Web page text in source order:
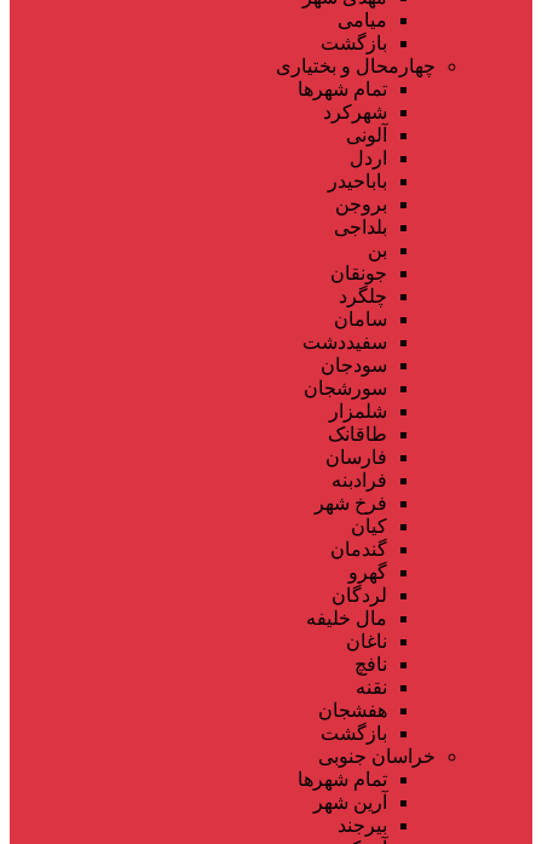
میامی
بازگشت
چهارمحال و بختیاری
تمام شهر‌ها
شهرکرد
آلونی
اردل
باباحیدر
بروجن
بلداجی
بن
جونقان
چلگرد
سامان
سفیددشت
سودجان
سورشجان
شلمزار
طاقانک
فارسان
فرادبنه
فرخ شهر
کیان
گندمان
گهرو
لردگان
مال خلیفه
ناغان
نافچ
نقنه
هفشجان
بازگشت
خراسان جنوبی
تمام شهر‌ها
آرین شهر
بیرجند